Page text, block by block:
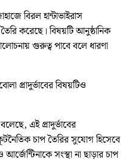
বিরল হান্টাভাইরাস
করেছে। বিষয়টি আনুষ্ঠানিক
গুরুত্ব পাবে বলে ধারণা
প্রাদুর্ভাবের বিষয়টিও
এই প্রাদুর্ভাবের
চাপ তৈরির সুযোগ হিসেবে
সংস্থা না ছাড়ার চাপ